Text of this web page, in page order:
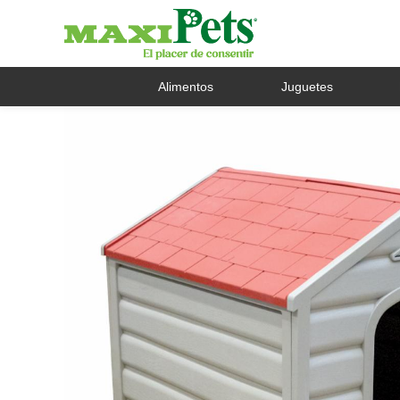
Alimentos Juguetes